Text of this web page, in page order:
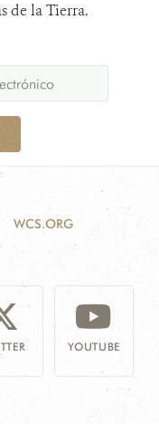
de la Tierra.
WCS.ORG
YOUTUBE